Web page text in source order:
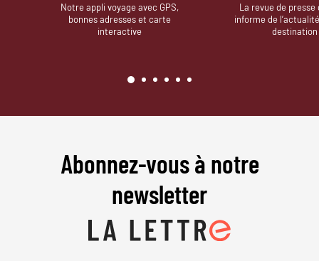
Notre appli voyage avec GPS,
bonnes adresses et carte
interactive
La revue de presse
informe de
destination
Abonnez-vous à notre
newsletter